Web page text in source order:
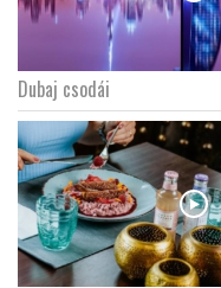
Dubaj csodái